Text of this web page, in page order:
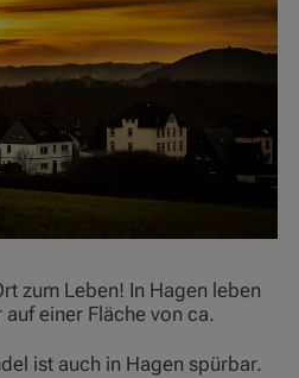
zum Leben! In Hagen leben
einer Fläche von ca.
ist auch in Hagen spürbar.